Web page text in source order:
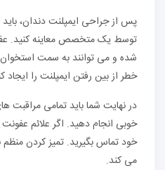
پس از جراحی ایمپلنت دندان،
توسط یک متخصص معاینه کنید.
شده و می توانند به سمت
خطر از بین رفتن ایمپلنت را ایجاد
در نهایت شما باید تمامی مراقبت
خوبی انجام دهید. اگر علائم عفونت
خود تماس بگیرید. تمیز کردن منظم
می کند.